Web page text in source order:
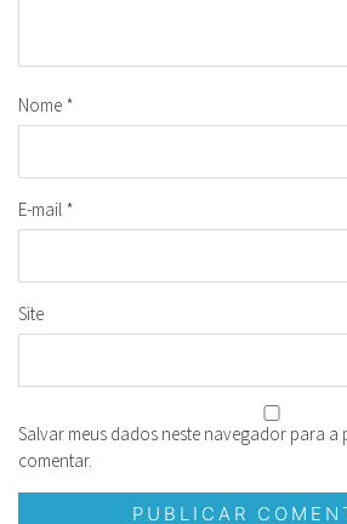
Nome *
E-mail *
Site
Salvar meus dados neste navegador para a
comentar.